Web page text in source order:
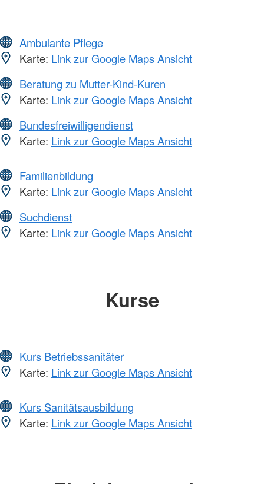
Ambulante Pflege
Karte: Link zur Google Maps Ansicht
Beratung zu Mutter-Kind-Kuren
Karte: Link zur Google Maps Ansicht
Bundesfreiwilligendienst
Karte: Link zur Google Maps Ansicht
Familienbildung
Karte: Link zur Google Maps Ansicht
Suchdienst
Karte: Link zur Google Maps Ansicht
Kurse
Kurs Betriebssanitäter
Karte: Link zur Google Maps Ansicht
Kurs Sanitätsausbildung
Karte: Link zur Google Maps Ansicht